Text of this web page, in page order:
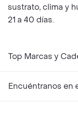
sustrato, clima y
21 a 40 días.
Top Marcas y
Encuéntranos en